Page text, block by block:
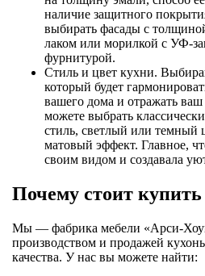
наличие защитного
выбирать фасады с
лаком или морилкой с УФ-
фурнитурой.
Стиль и цвет кухни.
который будет
вашего дома и отражать
можете выбрать
стиль, светлый или темный
матовый эффект. Главное,
своим видом и создавала
Почему стоит
Мы — фабрика мебели «Арси-
производством и продажей
качества. У нас вы можете найти: